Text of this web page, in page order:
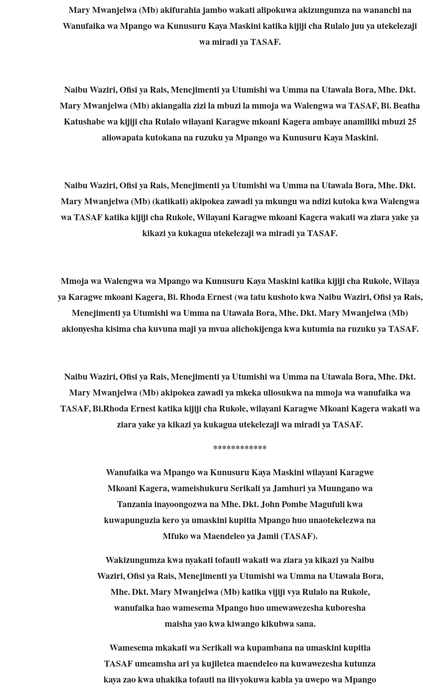
Mary Mwanjelwa (Mb) akifurahia jambo wakati alipokuwa akizungumza na wananchi na
Wanufaika wa Mpango wa Kunusuru Kaya Maskini katika kijiji cha Rulalo juu ya utekelezaji
wa miradi ya TASAF.
Naibu Waziri, Ofisi ya Rais, Menejimenti ya Utumishi wa Umma na Utawala Bora, Mhe. Dkt.
Mary Mwanjelwa (Mb) akiangalia zizi la mbuzi la mmoja wa Walengwa wa TASAF, Bi. Beatha
Katushabe wa kijiji cha Rulalo wilayani Karagwe mkoani Kagera ambaye anamiliki mbuzi 25
aliowapata kutokana na ruzuku ya Mpango wa Kunusuru Kaya Maskini.
Naibu Waziri, Ofisi ya Rais, Menejimenti ya Utumishi wa Umma na Utawala Bora, Mhe. Dkt.
Mary Mwanjelwa (Mb) (katikati) akipokea zawadi ya mkungu wa ndizi kutoka kwa Walengwa
wa TASAF katika kijiji cha Rukole, Wilayani Karagwe mkoani Kagera wakati wa ziara yake ya
kikazi ya kukagua utekelezaji wa miradi ya TASAF.
Mmoja wa Walengwa wa Mpango wa Kunusuru Kaya Maskini katika kijiji cha Rukole, Wilaya
ya Karagwe mkoani Kagera, Bi. Rhoda Ernest (wa tatu kushoto kwa Naibu Waziri, Ofisi ya Rais,
Menejimenti ya Utumishi wa Umma na Utawala Bora, Mhe. Dkt. Mary Mwanjelwa (Mb)
akionyesha kisima cha kuvuna maji ya mvua alichokijenga kwa kutumia na ruzuku ya TASAF.
Naibu Waziri, Ofisi ya Rais, Menejimenti ya Utumishi wa Umma na Utawala Bora, Mhe. Dkt.
Mary Mwanjelwa (Mb) akipokea zawadi ya mkeka uliosukwa na mmoja wa wanufaika wa
TASAF, Bi.Rhoda Ernest katika kijiji cha Rukole, wilayani Karagwe Mkoani Kagera wakati wa
ziara yake ya kikazi ya kukagua utekelezaji wa miradi ya TASAF.
************
Wanufaika wa Mpango wa Kunusuru Kaya Maskini wilayani Karagwe
Mkoani Kagera, wameishukuru Serikali ya Jamhuri ya Muungano wa
Tanzania inayoongozwa na Mhe. Dkt. John Pombe Magufuli kwa
kuwapunguzia kero ya umaskini kupitia Mpango huo unaotekelezwa na
Mfuko wa Maendeleo ya Jamii (TASAF).
Wakizungumza kwa nyakati tofauti wakati wa ziara ya kikazi ya Naibu
Waziri, Ofisi ya Rais, Menejimenti ya Utumishi wa Umma na Utawala Bora,
Mhe. Dkt. Mary Mwanjelwa (Mb) katika vijiji vya Rulalo na Rukole,
wanufaika hao wamesema Mpango huo umewawezesha kuboresha
maisha yao kwa kiwango kikubwa sana.
Wamesema mkakati wa Serikali wa kupambana na umaskini kupitia
TASAF umeamsha ari ya kujiletea maendeleo na kuwawezesha kutunza
kaya zao kwa uhakika tofauti na ilivyokuwa kabla ya uwepo wa Mpango